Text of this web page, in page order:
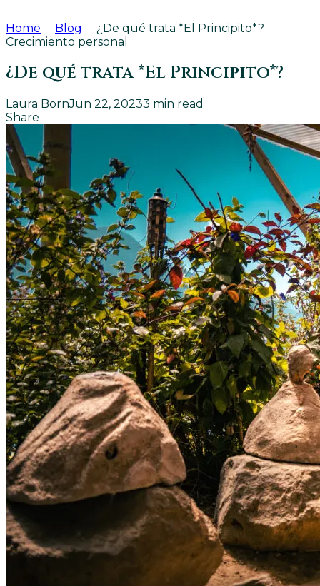
Home Blog
¿De qué trata *El Principito*?
Crecimiento personal
¿De qué trata *El Principito*?
Laura BornJun 22, 20233 min read
Share